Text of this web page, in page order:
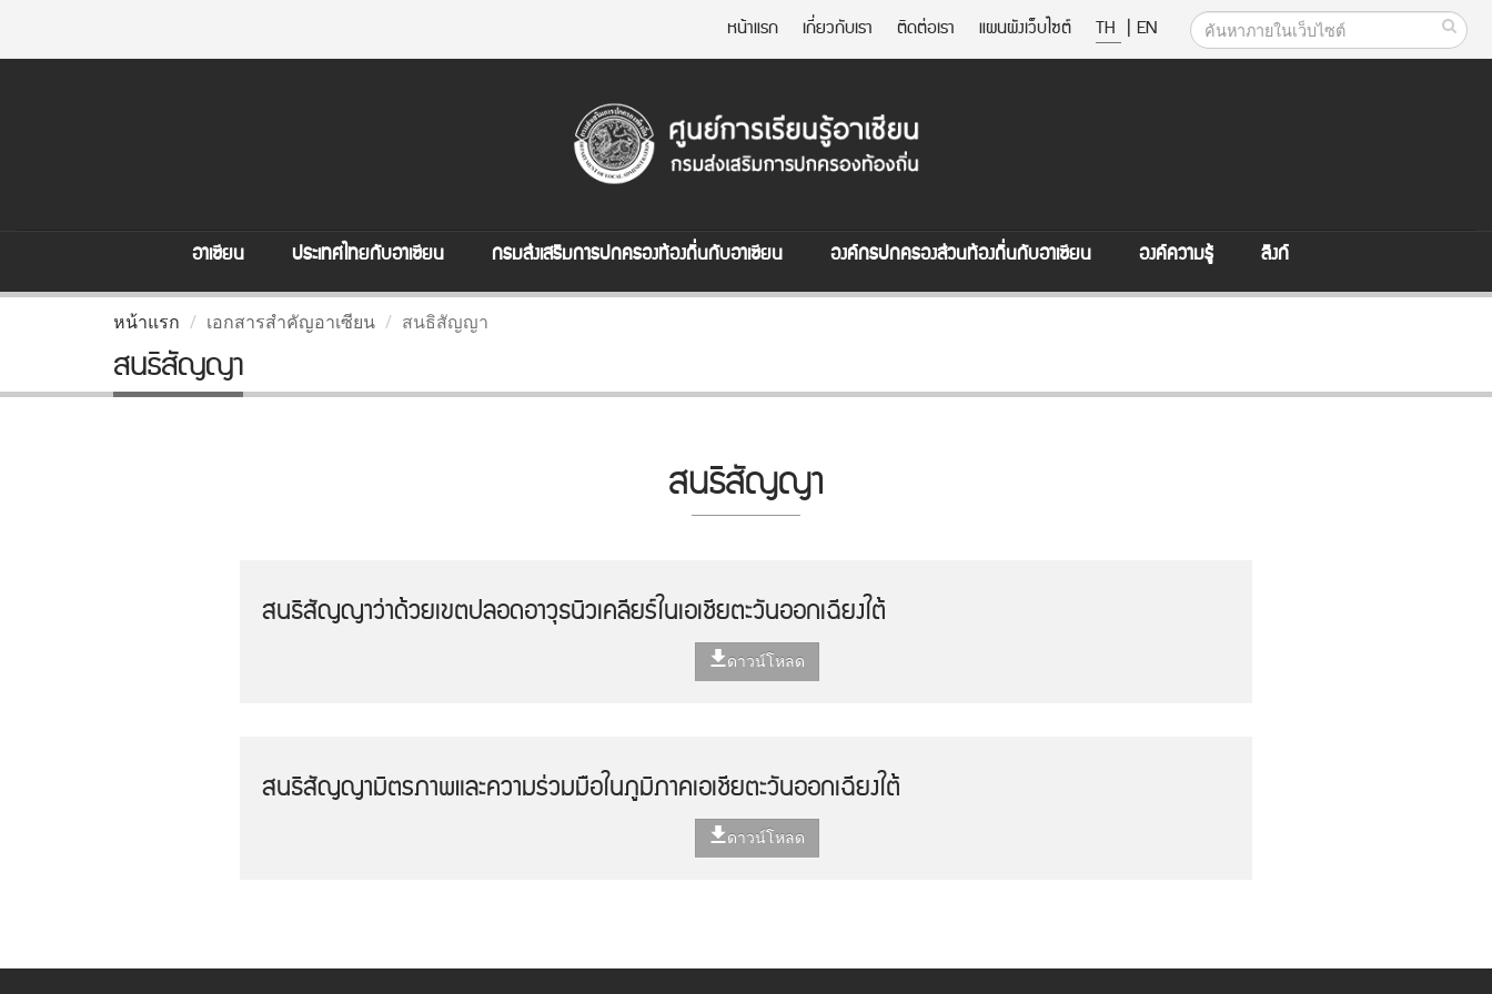
หน้าแรก เกี่ยวกับเรา ติดต่อเรา แผนผังเว็บไซต์ TH | EN
อาเซียน ประเทศไทยกับอาเซียน กรมส่งเสริมการปกครองท้องถิ่นกับอาเซียน องค์กรปกครองส่วนท้องถิ่นกับอาเซียน องค์ความรู้ ลิงก์
หน้าแรก เอกสารสำคัญอาเซียน สนธิสัญญา
สนธิสัญญา
สนธิสัญญา
สนธิสัญญาว่าด้วยเขตปลอดอาวุธนิวเคลียร์ในเอเชียตะวันออกเฉียงใต้
ดาวน์โหลด
สนธิสัญญามิตรภาพและความร่วมมือในภูมิภาคเอเชียตะวันออกเฉียงใต้
ดาวน์โหลด